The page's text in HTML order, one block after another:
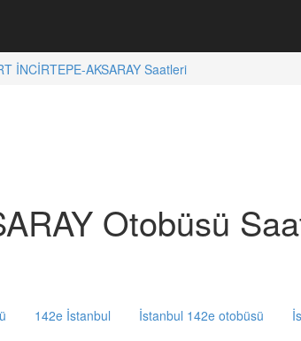
İNCİRTEPE-AKSARAY Saatleri
Otobüsü
142e İstanbul İstanbul 142e otobüsü